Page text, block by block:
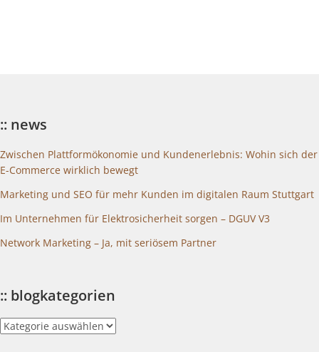
:: news
Zwischen Plattformökonomie und Kundenerlebnis: Wohin sich der
E-Commerce wirklich bewegt
Marketing und SEO für mehr Kunden im digitalen Raum Stuttgart
Im Unternehmen für Elektrosicherheit sorgen – DGUV V3
Network Marketing – Ja, mit seriösem Partner
:: blogkategorien
::
blogkategorien